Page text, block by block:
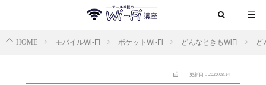
HOME モバイルWi-Fi ポケットWi-Fi どんなときもWiFi ど
更新日：2020.08.14